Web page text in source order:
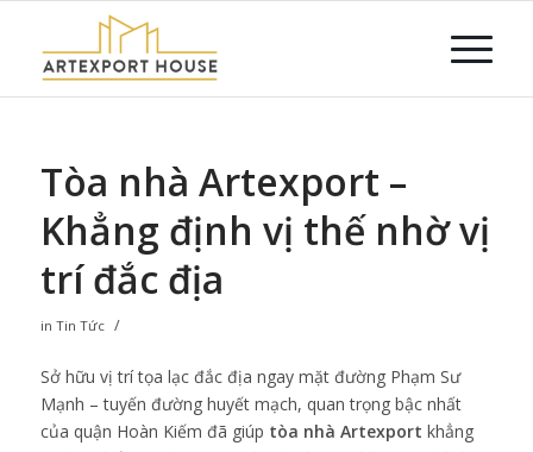
Tòa nhà Artexport –
Khẳng định vị thế nhờ vị
trí đắc địa
in Tin Tức /
Sở hữu vị trí tọa lạc đắc địa ngay mặt đường Phạm Sư
Mạnh – tuyến đường huyết mạch, quan trọng bậc nhất
của quận Hoàn Kiếm đã giúp tòa nhà Artexport khẳng